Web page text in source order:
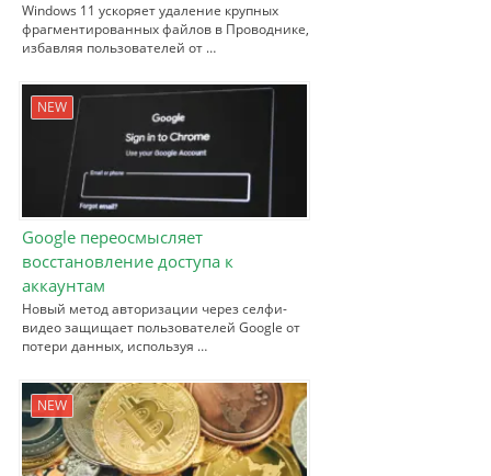
Windows 11 ускоряет удаление крупных
фрагментированных файлов в Проводнике,
избавляя пользователей от …
NEW
Google переосмысляет
восстановление доступа к
аккаунтам
Новый метод авторизации через селфи-
видео защищает пользователей Google от
потери данных, используя …
NEW